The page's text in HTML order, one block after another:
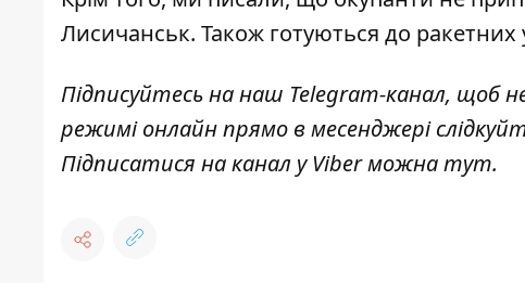
Лисичанськ. Також готуються до ракетних
Підписуйтесь на наш Telegram-канал, щоб
режимі онлайн прямо в месенджері
Підписатися на канал у Viber можнатут.